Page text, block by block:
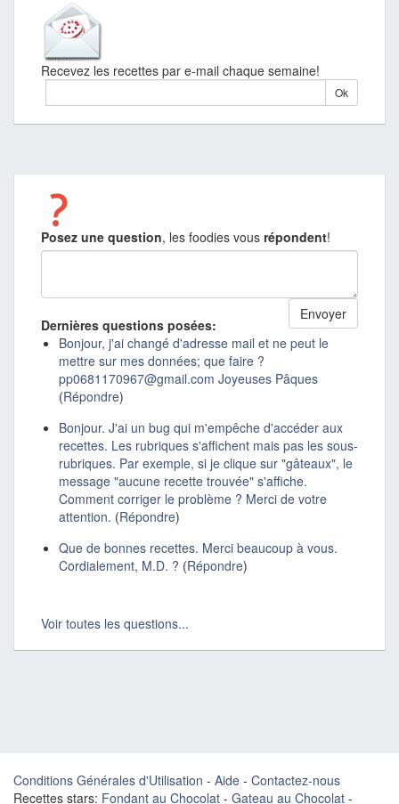
Recevez les recettes par e-mail chaque semaine!
Posez une question, les foodies vous répondent!
Dernières questions posées:
Bonjour, j'ai changé d'adresse mail et ne peut le
mettre sur mes données; que faire ?
pp0681170967@gmail.com Joyeuses Pâques
(Répondre)
Bonjour. J'ai un bug qui m'empêche d'accéder aux
recettes. Les rubriques s'affichent mais pas les sous-
rubriques. Par exemple, si je clique sur "gâteaux", le
message "aucune recette trouvée" s'affiche.
Comment corriger le problème ? Merci de votre
attention. (Répondre)
Que de bonnes recettes. Merci beaucoup à vous.
Cordialement, M.D. ? (Répondre)
Voir toutes les questions...
Conditions Générales d'Utilisation - Aide - Contactez-nous
Recettes stars: Fondant au Chocolat - Gateau au Chocolat -